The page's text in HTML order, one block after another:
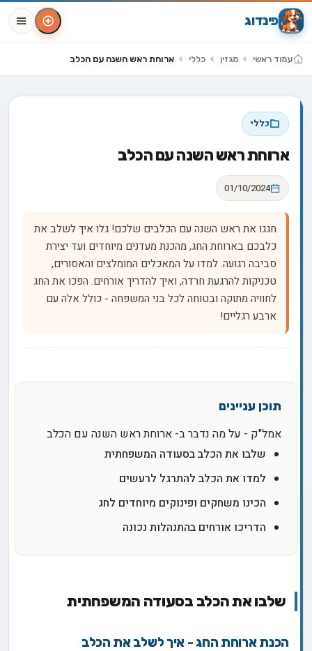
פינדוג
עמוד ראשי מגזין כללי ארוחת ראש השנה עם הכלב
כללי
ארוחת ראש השנה עם הכלב
01/10/2024
חגגו את ראש השנה עם הכלבים שלכם! גלו איך לשלב את
כלבכם בארוחת החג, מהכנת מעדנים מיוחדים ועד יצירת
סביבה רגועה. למדו על המאכלים המומלצים והאסורים,
טכניקות להרגעת חרדה, ואיך להדריך אורחים. הפכו את החג
לחוויה מתוקה ובטוחה לכל בני המשפחה - כולל אלה עם
ארבע רגליים!
אמל"ק - על מה נדבר ב- ארוחת ראש השנה עם הכלב
שלבו את הכלב בסעודה המשפחתית
למדו את הכלב להתרגל לרעשים
הכינו משחקים ופינוקים מיוחדים לחג
הדריכו אורחים בהתנהלות נכונה
שלבו את הכלב בסעודה המשפחתית
הכנת ארוחת החג - איך לשלב את הכלב